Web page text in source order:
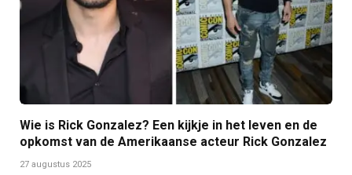
Wie is Rick Gonzalez? Een kijkje in het leven en de
opkomst van de Amerikaanse acteur Rick Gonzalez
27 augustus 2025